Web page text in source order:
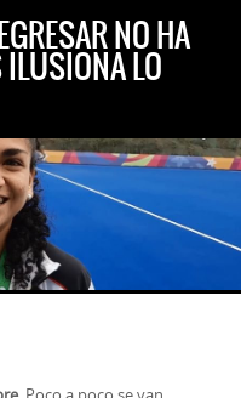
NO HA
ILUSIONA LO